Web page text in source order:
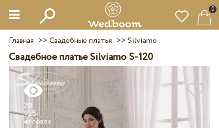
0
Главная >> Свадебные платья >> Silviamo
Свадебное платье Silviamo S-120
28
925
человек